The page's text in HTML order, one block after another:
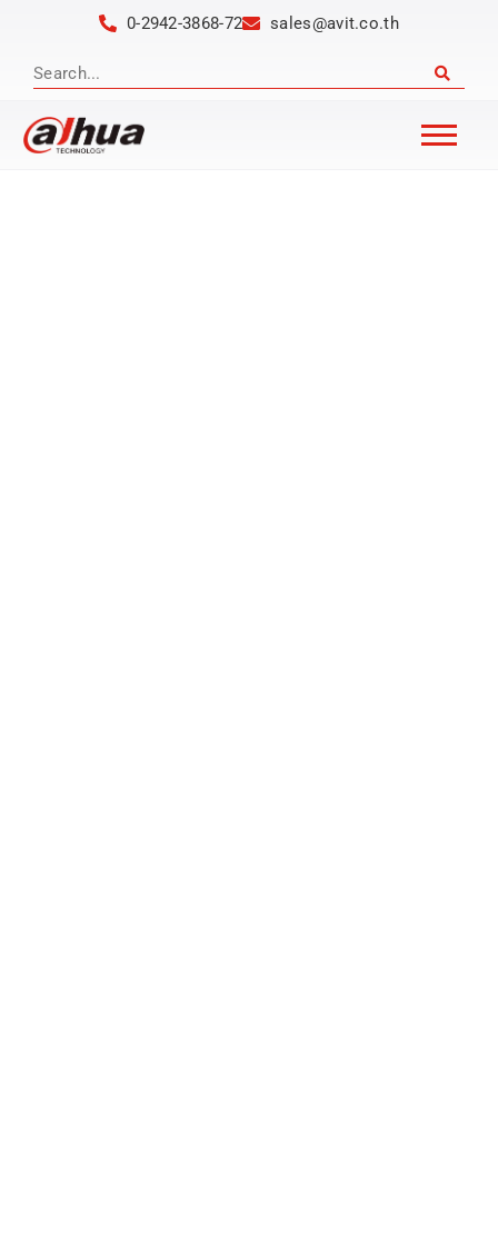
0-2942-3868-72 sales@avit.co.th